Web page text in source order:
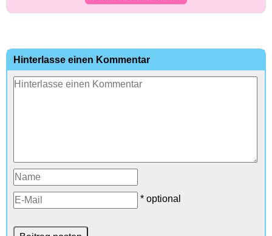
Hinterlasse einen Kommentar
* optional